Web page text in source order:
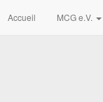
Accueil MCG e.V.